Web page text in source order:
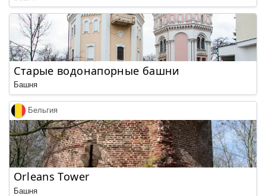
Старые водонапорные башни
Башня
Бельгия
Orleans Tower
Башня